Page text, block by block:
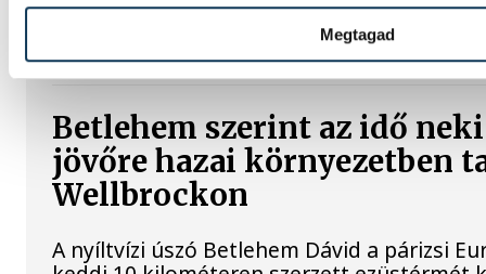
Megtagad
foglalkoztató AEK Athén
Betlehem szerint az idő
jövőre hazai környezetben
Wellbrockon
A nyíltvízi úszó Betlehem Dávid a párizsi